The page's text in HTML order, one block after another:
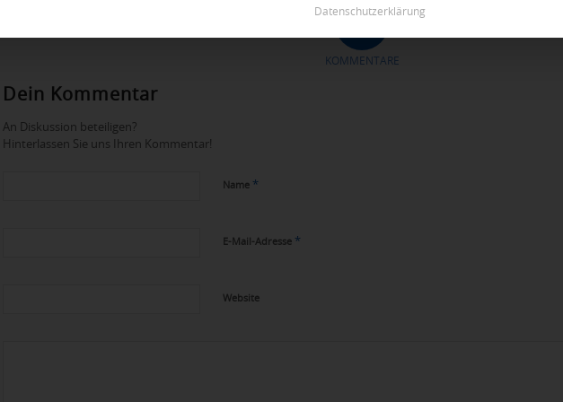
KOMMENTARE
Dein Kommentar
An Diskussion beteiligen?
Hinterlassen Sie uns Ihren Kommentar!
Name *
E-Mail-Adresse *
Website
Datenschutzerklärung